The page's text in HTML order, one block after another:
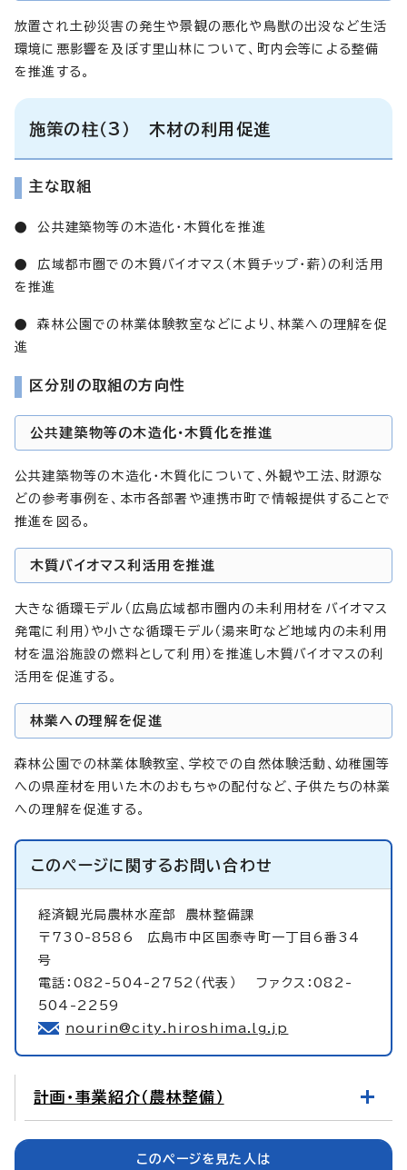
放置され土砂災害の発生や景観の悪化や鳥獣の出没など生活
環境に悪影響を及ぼす里山林について、町内会等による整備
を推進する。
施策の柱（3） 木材の利用促進
主な取組
● 公共建築物等の木造化・木質化を推進
● 広域都市圏での木質バイオマス（木質チップ・薪）の利活用
を推進
● 森林公園での林業体験教室などにより、林業への理解を促
進
区分別の取組の方向性
公共建築物等の木造化・木質化を推進
公共建築物等の木造化・木質化について、外観や工法、財源な
どの参考事例を、本市各部署や連携市町で情報提供することで
推進を図る。
木質バイオマス利活用を推進
大きな循環モデル（広島広域都市圏内の未利用材をバイオマス
発電に利用）や小さな循環モデル（湯来町など地域内の未利用
材を温浴施設の燃料として利用）を推進し木質バイオマスの利
活用を促進する。
林業への理解を促進
森林公園での林業体験教室、学校での自然体験活動、幼稚園等
への県産材を用いた木のおもちゃの配付など、子供たちの林業
への理解を促進する。
このページに関するお問い合わせ
経済観光局農林水産部 農林整備課
〒730-8586 広島市中区国泰寺町一丁目6番34
号
電話：082-504-2752（代表） ファクス：082-
504-2259
nourin@city.hiroshima.lg.jp
計画・事業紹介（農林整備）
このページを見た人は